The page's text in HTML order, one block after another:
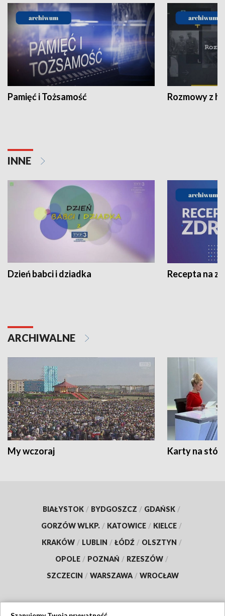
Pamięć i Tożsamość Rozmowy z
INNE
Dzień babci i dziadka Recepta na
ARCHIWALNE
My wczoraj Karty na
BIAŁYSTOK / BYDGOSZCZ / GDAŃSK /
GORZÓW WLKP. / KATOWICE / KIELCE /
KRAKÓW / LUBLIN / ŁÓDŹ / OLSZTYN /
OPOLE / POZNAŃ / RZESZÓW /
SZCZECIN / WARSZAWA / WROCŁAW